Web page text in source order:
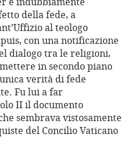
della fede, a
al teologo
con una notificazione
dialogo tra le religioni,
in secondo piano
verità di fede
Fu lui a far
II il documento
sembrava vistosamente
del Concilio Vaticano